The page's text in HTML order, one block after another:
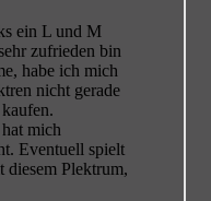
ein L und M
zufrieden bin
habe ich mich
nicht gerade
mich
Eventuell spielt
diesem Plektrum,